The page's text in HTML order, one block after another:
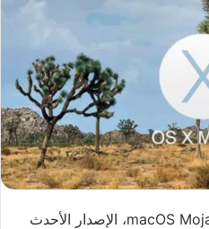
عرضت Apple اليوم نظام macOS Mojave، الإصدار الأحدث